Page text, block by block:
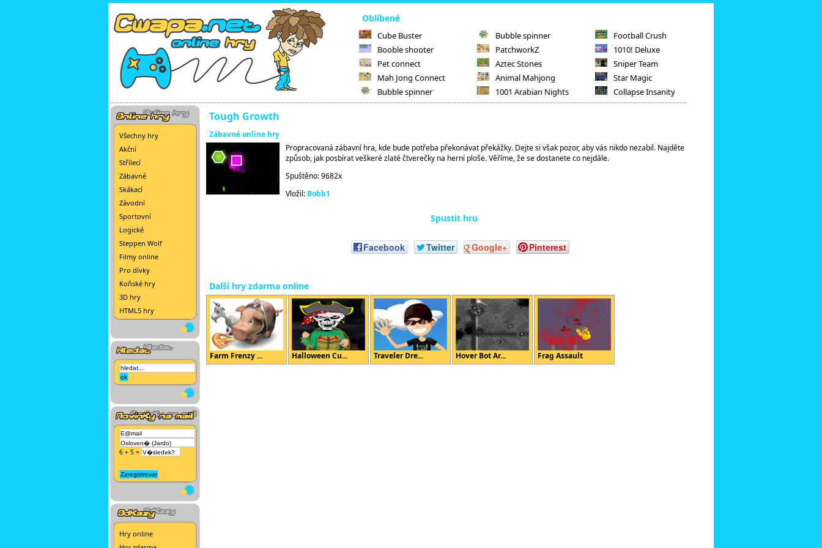
Oblíbené
Cube Buster
Booble shooter
Pet connect
Mah Jong Connect
Bubble spinner
Bubble spinner
PatchworkZ
Aztec Stones
Animal Mahjong
1001 Arabian Nights
Football Crush
1010! Deluxe
Sniper Team
Star Magic
Collapse Insanity
Všechny hry
Akční
Střílecí
Zábavné
Skákací
Závodní
Sportovní
Logické
Steppen Wolf
Filmy online
Pro dívky
Koňské hry
3D hry
HTML5 hry
6 + 5 =
Hry online
Tough Growth
Zábavné online hry
Propracovaná zábavní hra, kde bude potřeba překonávat překážky. Dejte si však pozor, aby vás nikdo nezabil. Najděte
způsob, jak posbírat veškeré zlaté čtverečky na herní ploše. Věříme, že se dostanete co nejdále.
Spuštěno: 9682x
Vložil: Bobb1
Spustit hru
Facebook Twitter Google+ Pinterest
Další hry zdarma online
Farm Frenzy ... Halloween Cu... Traveler Dre... Hover Bot Ar... Frag Assault